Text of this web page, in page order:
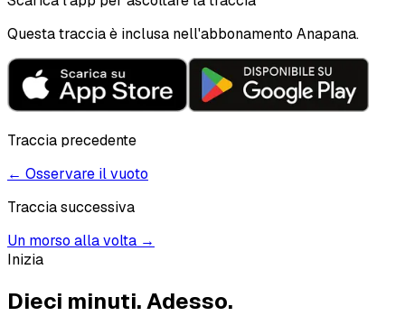
Questa traccia è inclusa nell'abbonamento Anapana.
Traccia precedente
← Osservare il vuoto
Traccia successiva
Un morso alla volta →
Inizia
Dieci minuti.Adesso.